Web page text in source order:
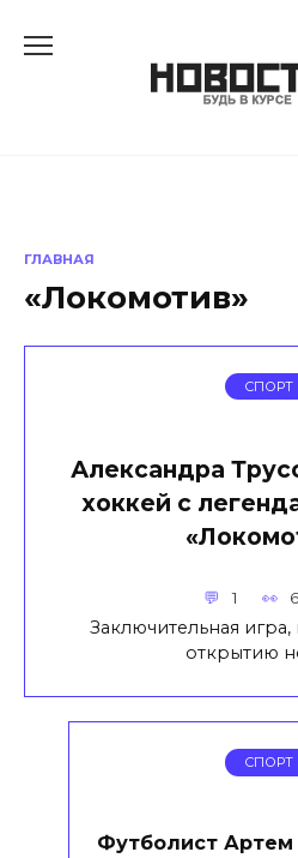
ГЛАВНАЯ
«Локомотив»
СПОРТ
Александра
хоккей с
1
Заключительная
открытию
СПОРТ
Футболист